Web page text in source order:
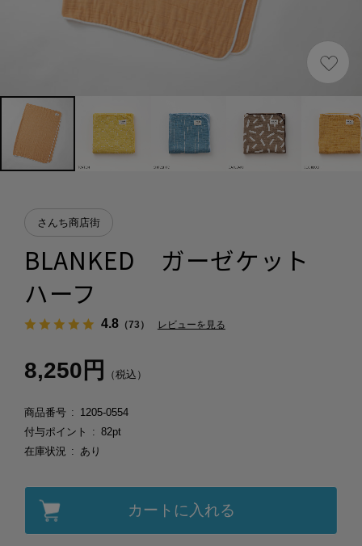
さんち商店街
BLANKED ガーゼケット
ハーフ
4.8（73） レビューを見る
8,250円 （税込）
商品番号
1205-0554
付与ポイント
82pt
在庫状況
あり
カートに入れる